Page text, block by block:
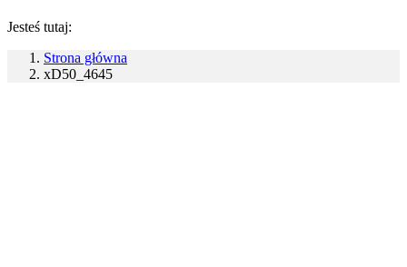
Jesteś tutaj:
Strona główna
xD50_4645